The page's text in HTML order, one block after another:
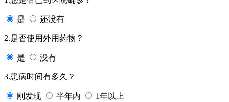
是 还没有
2.是否使用外用药物？
是 没有
3.患病时间有多久？
刚发现 半年内 1年以上